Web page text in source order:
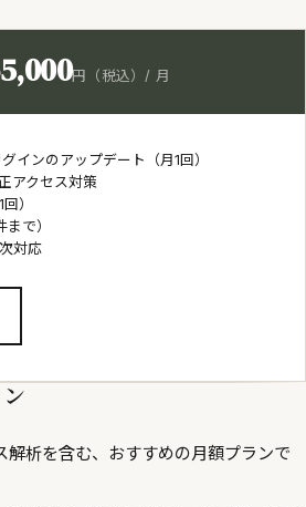
円（税込）/ 月
インのアップデート（月1回）
アクセス対策
）
で）
対応
解析を含む、おすすめの月額プランで